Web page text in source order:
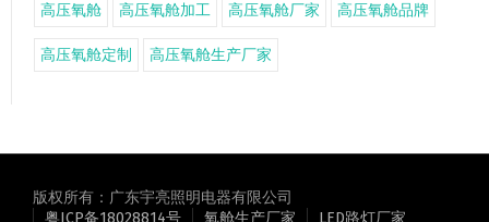
高压氧舱 高压氧舱加工 高压氧舱厂家 高压氧舱品牌
高压氧舱定制 高压氧舱生产厂家
版权所有：广东宇亮照明电器有限公司
粤ICP备18028814号
氧舱生产厂家 LED路灯厂家